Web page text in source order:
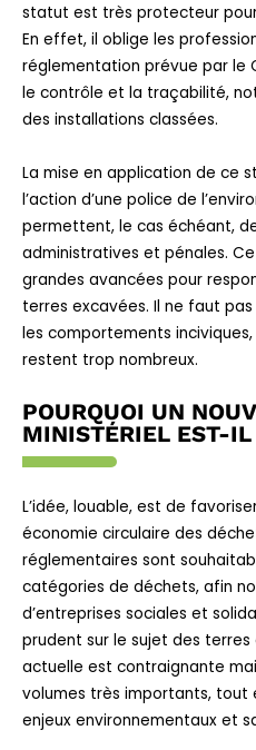
statut est très protecteur
En effet, il oblige les
réglementation prévue par le
le contrôle et la traçabilité,
des installations classées.
La mise en application de ce
l’action d’une police de
permettent, le cas échéant,
administratives et pénales.
grandes avancées pour
terres excavées. Il ne faut
les comportements
restent trop nombreux.
POURQUOI UN
MINISTÉRIEL EST-
L’idée, louable, est de
économie circulaire des
réglementaires sont
catégories de déchets, afin
d’entreprises sociales et
prudent sur le sujet des
actuelle est contraignante
volumes très importants, tout
enjeux environnementaux et